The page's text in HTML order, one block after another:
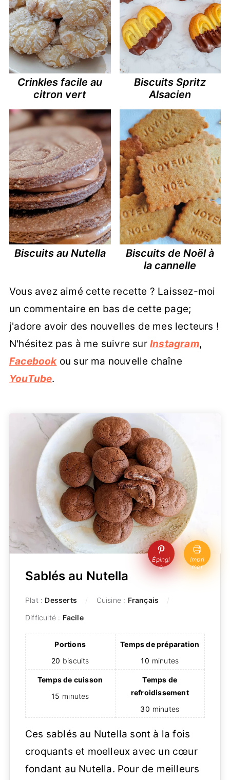
Crinkles facile au
citron vert
Biscuits Spritz
Alsacien
Biscuits au Nutella
Biscuits de Noël à
la cannelle
Vous avez aimé cette recette ? Laissez-moi
un commentaire en bas de cette page;
j'adore avoir des nouvelles de mes lecteurs !
N'hésitez pas à me suivre sur Instagram,
Facebookou sur ma nouvelle chaîne
YouTube.
Épingl
e
Impri
mer
Sablés au Nutella
Plat : Desserts Cuisine : Français
Difficulté : Facile
Portions
20 biscuits
Temps de préparation
10 minutes
Temps de cuisson
15 minutes
Temps de
refroidissement
30 minutes
Ces sablés au Nutella sont à la fois
croquants et moelleux avec un cœur
fondant au Nutella. Pour de meilleurs